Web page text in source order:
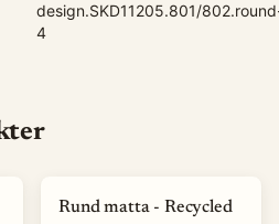
design.SKD11205.801/
4
Rund matta - Recycled